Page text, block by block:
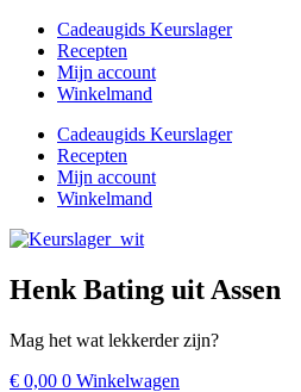
naar
inhoud
Cadeaugids Keurslager
Recepten
Mijn account
Winkelmand
Cadeaugids Keurslager
Recepten
Mijn account
Winkelmand
Henk Bating uit Assen
Mag het wat lekkerder zijn?
€ 0,00 0 Winkelwagen